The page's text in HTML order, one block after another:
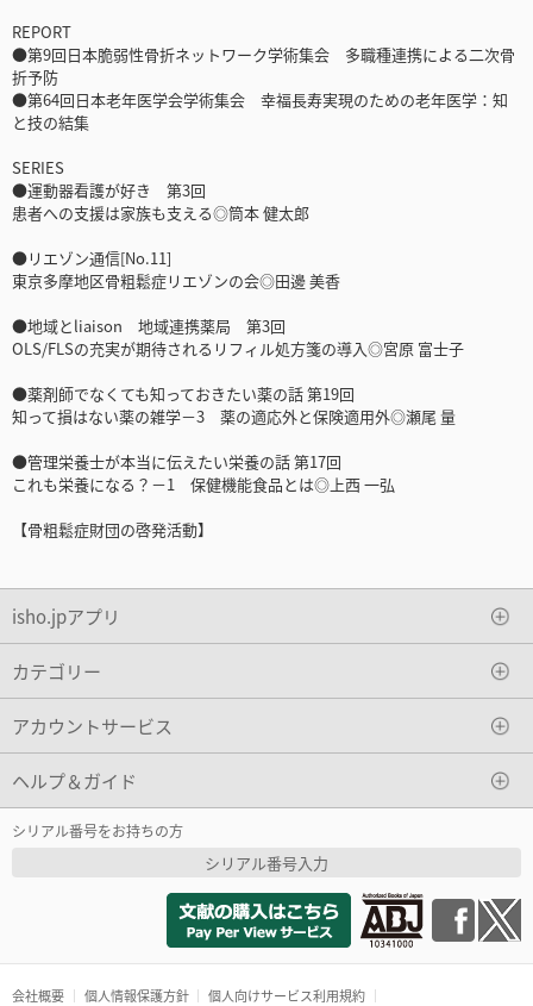
REPORT
●第9回日本脆弱性骨折ネットワーク学術集会 多職種連携による二次骨
折予防
●第64回日本老年医学会学術集会 幸福長寿実現のための老年医学：知
と技の結集
SERIES
●運動器看護が好き 第3回
患者への支援は家族も支える◎筒本 健太郎
●リエゾン通信[No.11]
東京多摩地区骨粗鬆症リエゾンの会◎田邊 美香
●地域とliaison 地域連携薬局 第3回
OLS/FLSの充実が期待されるリフィル処方箋の導入◎宮原 富士子
●薬剤師でなくても知っておきたい薬の話 第19回
知って損はない薬の雑学－3 薬の適応外と保険適用外◎瀬尾 量
●管理栄養士が本当に伝えたい栄養の話 第17回
これも栄養になる？－1 保健機能食品とは◎上西 一弘
【骨粗鬆症財団の啓発活動】
isho.jpアプリ
カテゴリー
アカウントサービス
ヘルプ＆ガイド
シリアル番号をお持ちの方
シリアル番号入力
会社概要 個人情報保護方針 個人向けサービス利用規約